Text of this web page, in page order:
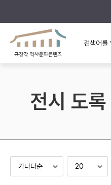
규장각의 어제와 오늘
규장각 소개영상
전시 도록